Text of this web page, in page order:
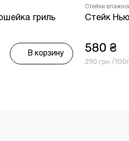
гриль
В корзину
Стейки
Стейк
580 ₴
290 грн /100г